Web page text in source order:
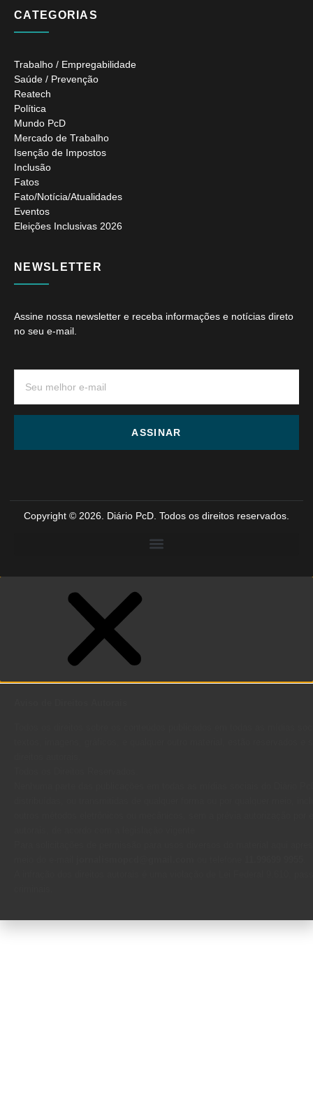
CATEGORIAS
Trabalho / Empregabilidade
Saúde / Prevenção
Reatech
Política
Mundo PcD
Mercado de Trabalho
Isenção de Impostos
Inclusão
Fatos
Fato/Notícia/Atualidades
Eventos
Eleições Inclusivas 2026
NEWSLETTER
Assine nossa newsletter e receba informações e notícias direto
no seu e-mail.
ASSINAR
Copyright © 2026. Diário PcD. Todos os direitos reservados.